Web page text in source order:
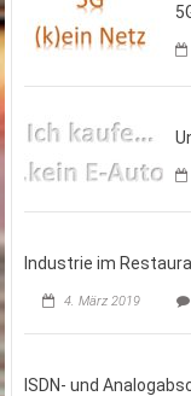
Industrie im
4. März 2019
ISDN- und